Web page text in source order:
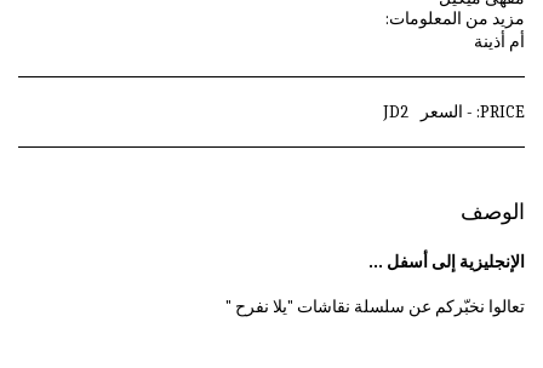
مزيد من المعلومات:
أم أذينة
PRICE: - السعر JD2
الوصف
الإنجليزية إلى أسفل ...
تعالوا نخبّركم عن سلسلة نقاشات "يلا نفرح "